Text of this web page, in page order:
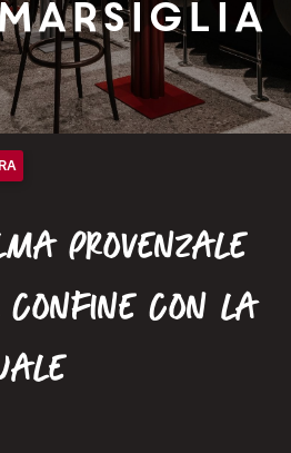
PROVENZALE
CON LA